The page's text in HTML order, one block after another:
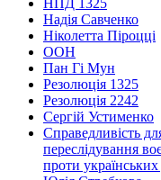
Надія Савченко
Ніколетта Піроцці
ООН
Пан Гі Мун
Резолюція 1325
Резолюція 2242
Сергій Устименко
Справедливість
переслідування
проти українських